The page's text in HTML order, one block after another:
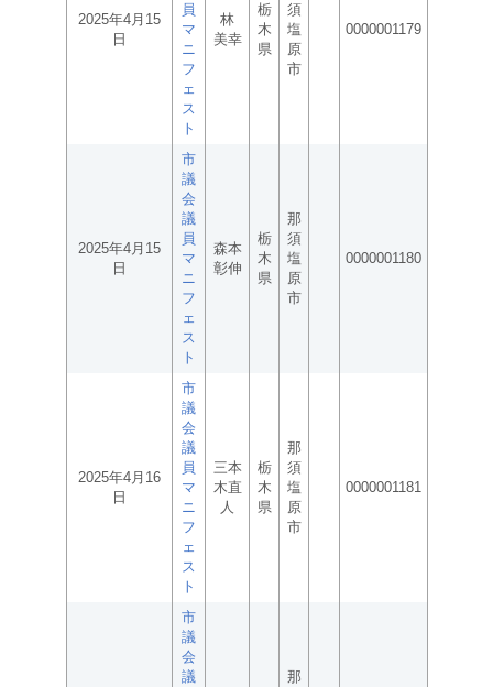
2025年4月15
日
員
マ
ニ
フ
ェ
ス
ト
林
美幸
栃
木
県
須
塩
原
市
0000001179
2025年4月15
日
市
議
会
議
員
マ
ニ
フ
ェ
ス
ト
森本
彰伸
栃
木
県
那
須
塩
原
市
0000001180
2025年4月16
日
市
議
会
議
員
マ
ニ
フ
ェ
ス
ト
三本
木直
人
栃
木
県
那
須
塩
原
市
0000001181
市
議
会
議
那